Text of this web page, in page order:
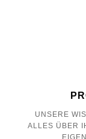
UNSERE
ALLES ÜBER